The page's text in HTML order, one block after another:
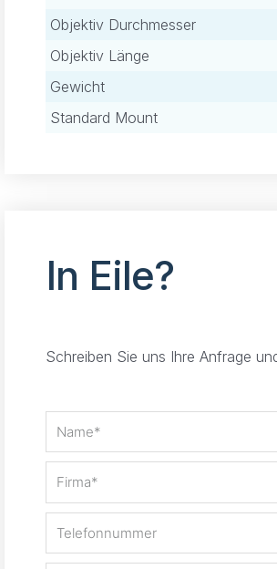
Objektiv Durchmesser
Objektiv Länge
Gewicht
Standard Mount
In Eile?
Schreiben Sie uns Ihre Anfrage